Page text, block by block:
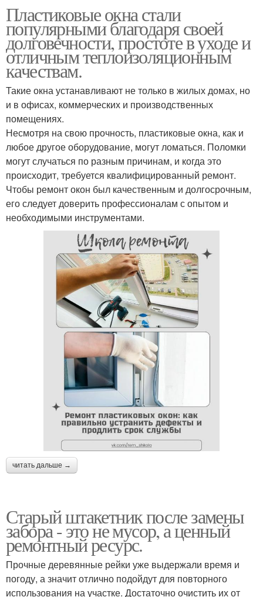
Пластиковые окна стали
популярными благодаря своей
долговечности, простоте в уходе и
отличным теплоизоляционным
качествам.
Такие окна устанавливают не только в жилых домах, но
и в офисах, коммерческих и производственных
помещениях.
Несмотря на свою прочность, пластиковые окна, как и
любое другое оборудование, могут ломаться. Поломки
могут случаться по разным причинам, и когда это
происходит, требуется квалифицированный ремонт.
Чтобы ремонт окон был качественным и долгосрочным,
его следует доверить профессионалам с опытом и
необходимыми инструментами.
читать дальше →
Старый штакетник после замены
забора - это не мусор, а ценный
ремонтный ресурс.
Прочные деревянные рейки уже выдержали время и
погоду, а значит отлично подойдут для повторного
использования на участке. Достаточно очистить их от